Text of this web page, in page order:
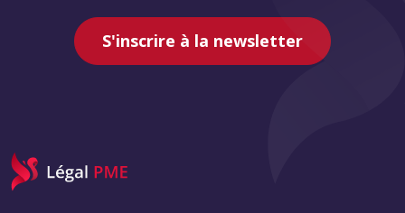
S'inscrire à la newsletter